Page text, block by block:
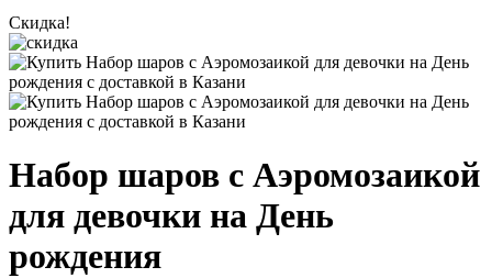
Скидка!
Набор шаров с Аэромозаикой
для девочки на День
рождения